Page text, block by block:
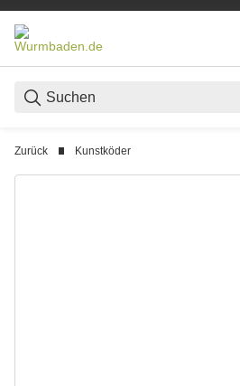
Zurück Kunstköder